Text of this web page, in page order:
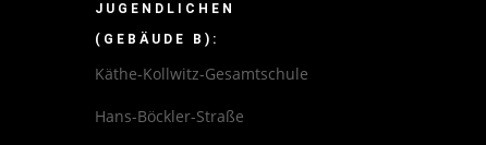
JUGENDLICHEN
(GEBÄUDE B):
Käthe-Kollwitz-Gesamtschule
Hans-Böckler-Straße